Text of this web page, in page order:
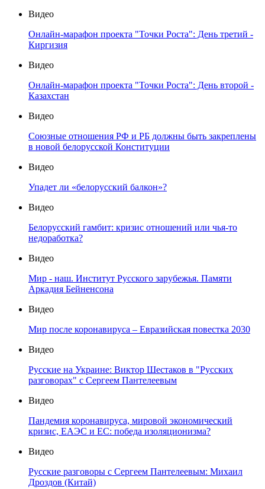
Видео
Онлайн-марафон проекта "Точки Роста": День третий -
Киргизия
Видео
Онлайн-марафон проекта "Точки Роста": День второй -
Казахстан
Видео
Союзные отношения РФ и РБ должны быть закреплены
в новой белорусской Конституции
Видео
Упадет ли «белорусский балкон»?
Видео
Белорусский гамбит: кризис отношений или чья-то
недоработка?
Видео
Мир - наш. Институт Русского зарубежья. Памяти
Аркадия Бейненсона
Видео
Мир после коронавируса – Евразийская повестка 2030
Видео
Русские на Украине: Виктор Шестаков в "Русских
разговорах" с Сергеем Пантелеевым
Видео
Пандемия коронавируса, мировой экономический
кризис, ЕАЭС и ЕС: победа изоляционизма?
Видео
Русские разговоры с Сергеем Пантелеевым: Михаил
Дроздов (Китай)